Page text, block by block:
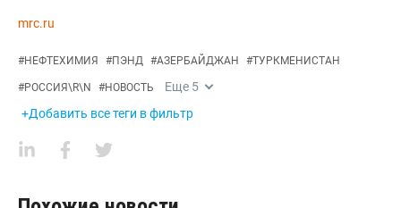
mrc.ru
#НЕФТЕХИМИЯ #ПЭНД #АЗЕРБАЙДЖАН #ТУРКМЕНИСТАН
#РОССИЯ\R\N #НОВОСТЬ Еще 5
+Добавить все теги в фильтр